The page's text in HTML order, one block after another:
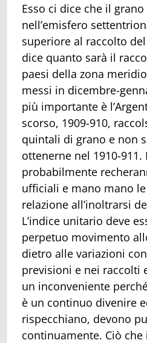
Esso ci dice che il
nell’emisfero
superiore al raccolto
dice quanto sarà il
paesi della zona
messi in dicembre-
più importante è
scorso, 1909-910,
quintali di grano e non
ottenerne nel 1910-
probabilmente
ufficiali e mano mano
relazione all’inoltrarsi
L’indice unitario deve
perpetuo movimento
dietro alle variazioni
previsioni e nei raccolti
un inconveniente
è un continuo divenire
rispecchiano, devono
continuamente. Ciò